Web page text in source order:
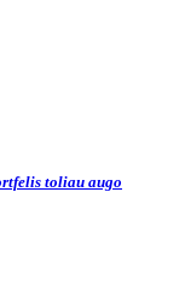
toliau augo